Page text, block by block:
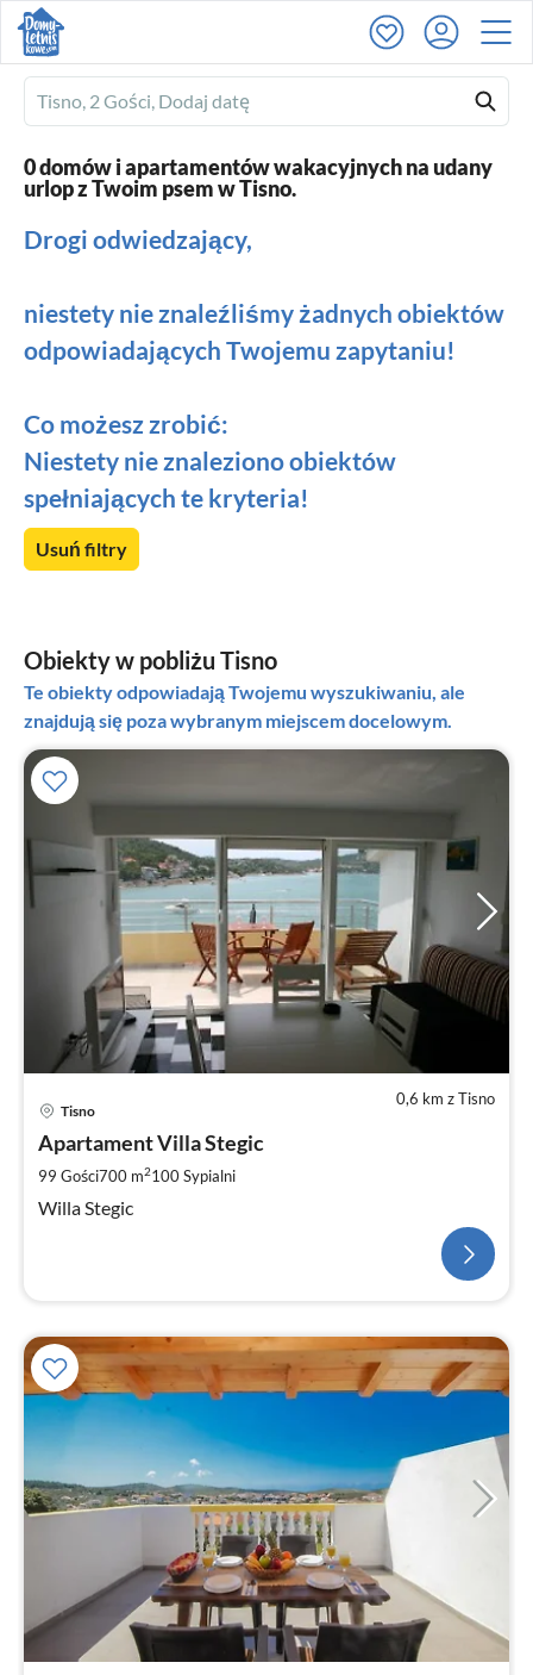
Ferienhausmiete
logo
0 domów i apartamentów wakacyjnych na udany
urlop z Twoim psem w Tisno.
Drogi odwiedzający,
niestety nie znaleźliśmy żadnych obiektów
odpowiadających Twojemu zapytaniu!
Co możesz zrobić:
Niestety nie znaleziono obiektów
spełniających te kryteria!
Usuń filtry
Obiekty w pobliżu Tisno
Te obiekty odpowiadają Twojemu wyszukiwaniu, ale
znajdują się poza wybranym miejscem docelowym.
0,6 km z Tisno
Tisno
Apartament Villa Stegic
99 Gości700 m2100Sypialni
Willa Stegic